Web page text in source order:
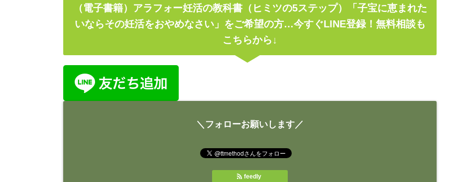
（電子書籍）アラフォー妊活の教科書（ヒミツの5ステップ）「子宝に恵まれた
いならその妊活をおやめなさい」をご希望の方…今すぐLINE登録！無料相談も
こちらから↓
＼フォローお願いします／
feedly